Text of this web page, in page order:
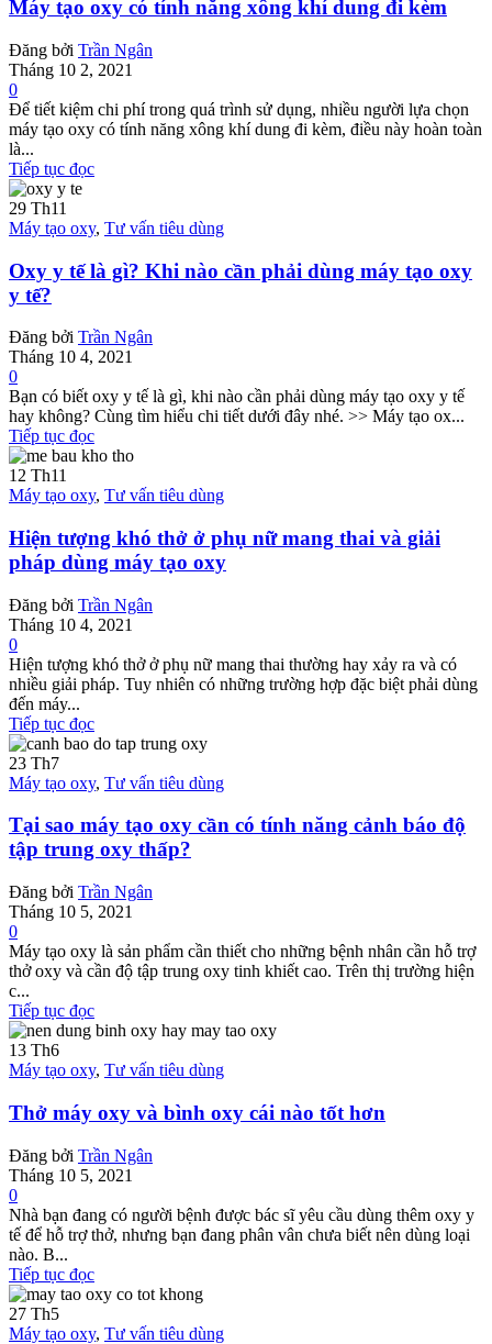
Máy tạo oxy có tính năng xông khí dung đi kèm
Đăng bởi Trần Ngân
Tháng 10 2, 2021
0
Để tiết kiệm chi phí trong quá trình sử dụng, nhiều người lựa chọn
máy tạo oxy có tính năng xông khí dung đi kèm, điều này hoàn toàn
là...
Tiếp tục đọc
29 Th11
Máy tạo oxy, Tư vấn tiêu dùng
Oxy y tế là gì? Khi nào cần phải dùng máy tạo oxy
y tế?
Đăng bởi Trần Ngân
Tháng 10 4, 2021
0
Bạn có biết oxy y tế là gì, khi nào cần phải dùng máy tạo oxy y tế
hay không? Cùng tìm hiểu chi tiết dưới đây nhé. >> Máy tạo ox...
Tiếp tục đọc
12 Th11
Máy tạo oxy, Tư vấn tiêu dùng
Hiện tượng khó thở ở phụ nữ mang thai và giải
pháp dùng máy tạo oxy
Đăng bởi Trần Ngân
Tháng 10 4, 2021
0
Hiện tượng khó thở ở phụ nữ mang thai thường hay xảy ra và có
nhiều giải pháp. Tuy nhiên có những trường hợp đặc biệt phải dùng
đến máy...
Tiếp tục đọc
23 Th7
Máy tạo oxy, Tư vấn tiêu dùng
Tại sao máy tạo oxy cần có tính năng cảnh báo độ
tập trung oxy thấp?
Đăng bởi Trần Ngân
Tháng 10 5, 2021
0
Máy tạo oxy là sản phẩm cần thiết cho những bệnh nhân cần hỗ trợ
thở oxy và cần độ tập trung oxy tinh khiết cao. Trên thị trường hiện
c...
Tiếp tục đọc
13 Th6
Máy tạo oxy, Tư vấn tiêu dùng
Thở máy oxy và bình oxy cái nào tốt hơn
Đăng bởi Trần Ngân
Tháng 10 5, 2021
0
Nhà bạn đang có người bệnh được bác sĩ yêu cầu dùng thêm oxy y
tế để hỗ trợ thở, nhưng bạn đang phân vân chưa biết nên dùng loại
nào. B...
Tiếp tục đọc
27 Th5
Máy tạo oxy, Tư vấn tiêu dùng